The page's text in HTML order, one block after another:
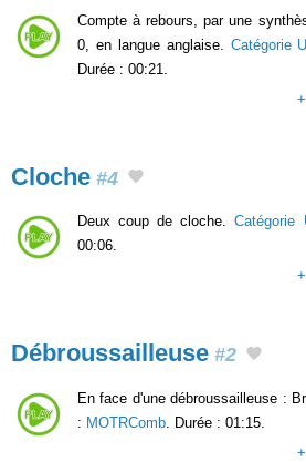
Compte à rebours, par une
0, en langue anglaise. Catégorie
Durée : 00:21.
Cloche #4
Deux coup de cloche.Catégorie
00:06.
Débroussailleuse #2
En face d'une débroussailleuse :
: MOTRComb . Durée : 01:15.